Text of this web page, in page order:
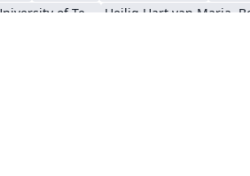
Eindhoven University of Technology (TU/e) Heilig Hart van Maria,